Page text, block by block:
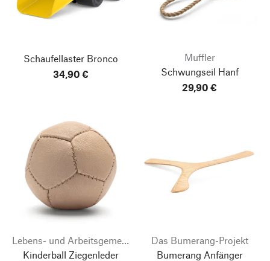
Schaufellaster Bronco
34,90 €
Muffler
Schwungseil Hanf
29,90 €
Lebens- und Arbeitsgemeinschaft Lautenbach
Kinderball Ziegenleder
Das Bumerang-Projekt
Bumerang Anfänger